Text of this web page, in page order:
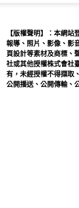
【版權聲明】：本網
報導、照片、影像、影
頁設計等素材及商標、
社或其他授權株式會社
有，未經授權不得擷取
公開播送、公開傳輸、